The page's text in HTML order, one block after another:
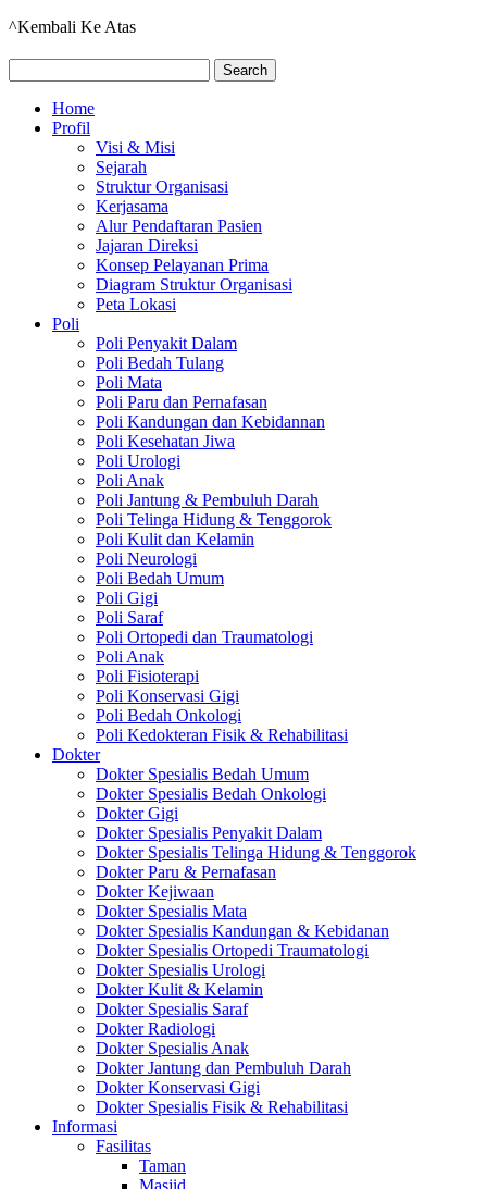
^Kembali Ke Atas
Home
Profil
Visi & Misi
Sejarah
Struktur Organisasi
Kerjasama
Alur Pendaftaran Pasien
Jajaran Direksi
Konsep Pelayanan Prima
Diagram Struktur Organisasi
Peta Lokasi
Poli
Poli Penyakit Dalam
Poli Bedah Tulang
Poli Mata
Poli Paru dan Pernafasan
Poli Kandungan dan Kebidannan
Poli Kesehatan Jiwa
Poli Urologi
Poli Anak
Poli Jantung & Pembuluh Darah
Poli Telinga Hidung & Tenggorok
Poli Kulit dan Kelamin
Poli Neurologi
Poli Bedah Umum
Poli Gigi
Poli Saraf
Poli Ortopedi dan Traumatologi
Poli Anak
Poli Fisioterapi
Poli Konservasi Gigi
Poli Bedah Onkologi
Poli Kedokteran Fisik & Rehabilitasi
Dokter
Dokter Spesialis Bedah Umum
Dokter Spesialis Bedah Onkologi
Dokter Gigi
Dokter Spesialis Penyakit Dalam
Dokter Spesialis Telinga Hidung & Tenggorok
Dokter Paru & Pernafasan
Dokter Kejiwaan
Dokter Spesialis Mata
Dokter Spesialis Kandungan & Kebidanan
Dokter Spesialis Ortopedi Traumatologi
Dokter Spesialis Urologi
Dokter Kulit & Kelamin
Dokter Spesialis Saraf
Dokter Radiologi
Dokter Spesialis Anak
Dokter Jantung dan Pembuluh Darah
Dokter Konservasi Gigi
Dokter Spesialis Fisik & Rehabilitasi
Informasi
Fasilitas
Taman
Masjid